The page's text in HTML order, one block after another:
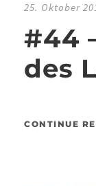
25. Oktober
#44
des
CONTINUE